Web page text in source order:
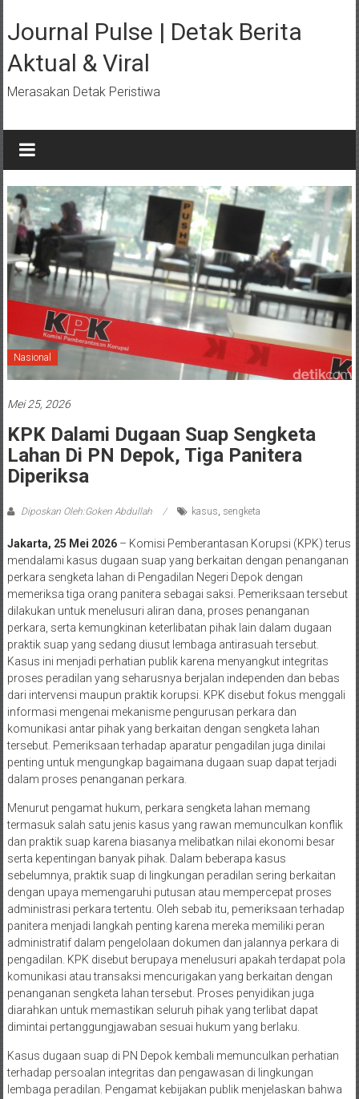
konten
Journal Pulse | Detak Berita
Aktual & Viral
Merasakan Detak Peristiwa
Nasional
Mei 25, 2026
KPK Dalami Dugaan Suap Sengketa
Lahan Di PN Depok, Tiga Panitera
Diperiksa
Diposkan Oleh:Goken Abdullah kasus, sengketa
Jakarta, 25 Mei 2026– Komisi Pemberantasan Korupsi (KPK) terus
mendalami kasus dugaan suap yang berkaitan dengan penanganan
perkara sengketa lahan di Pengadilan Negeri Depok dengan
memeriksa tiga orang panitera sebagai saksi. Pemeriksaan tersebut
dilakukan untuk menelusuri aliran dana, proses penanganan
perkara, serta kemungkinan keterlibatan pihak lain dalam dugaan
praktik suap yang sedang diusut lembaga antirasuah tersebut.
Kasus ini menjadi perhatian publik karena menyangkut integritas
proses peradilan yang seharusnya berjalan independen dan bebas
dari intervensi maupun praktik korupsi. KPK disebut fokus menggali
informasi mengenai mekanisme pengurusan perkara dan
komunikasi antar pihak yang berkaitan dengan sengketa lahan
tersebut. Pemeriksaan terhadap aparatur pengadilan juga dinilai
penting untuk mengungkap bagaimana dugaan suap dapat terjadi
dalam proses penanganan perkara.
Menurut pengamat hukum, perkara sengketa lahan memang
termasuk salah satu jenis kasus yang rawan memunculkan konflik
dan praktik suap karena biasanya melibatkan nilai ekonomi besar
serta kepentingan banyak pihak. Dalam beberapa kasus
sebelumnya, praktik suap di lingkungan peradilan sering berkaitan
dengan upaya memengaruhi putusan atau mempercepat proses
administrasi perkara tertentu. Oleh sebab itu, pemeriksaan terhadap
panitera menjadi langkah penting karena mereka memiliki peran
administratif dalam pengelolaan dokumen dan jalannya perkara di
pengadilan. KPK disebut berupaya menelusuri apakah terdapat pola
komunikasi atau transaksi mencurigakan yang berkaitan dengan
penanganan sengketa lahan tersebut. Proses penyidikan juga
diarahkan untuk memastikan seluruh pihak yang terlibat dapat
dimintai pertanggungjawaban sesuai hukum yang berlaku.
Kasus dugaan suap di PN Depok kembali memunculkan perhatian
terhadap persoalan integritas dan pengawasan di lingkungan
lembaga peradilan. Pengamat kebijakan publik menjelaskan bahwa